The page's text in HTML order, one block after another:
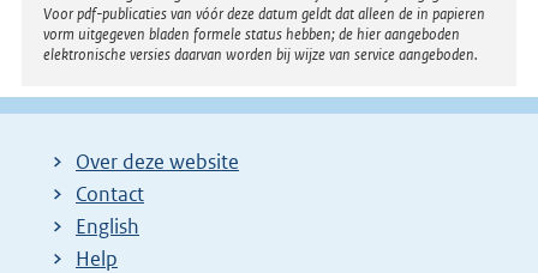
Voor pdf-publicaties van vóór deze datum geldt dat alleen de in papieren
vorm uitgegeven bladen formele status hebben; de hier aangeboden
elektronische versies daarvan worden bij wijze van service aangeboden.
Over deze website
Contact
English
Help